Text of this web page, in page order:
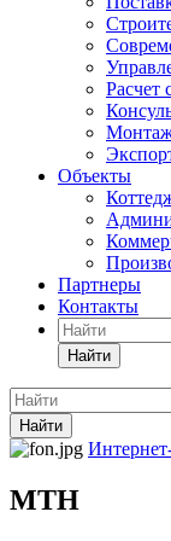
Расчет
Объекты
Партнеры
Контакты
Найти
Найти
MTH